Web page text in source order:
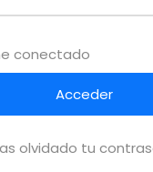
conectado
olvidado tu